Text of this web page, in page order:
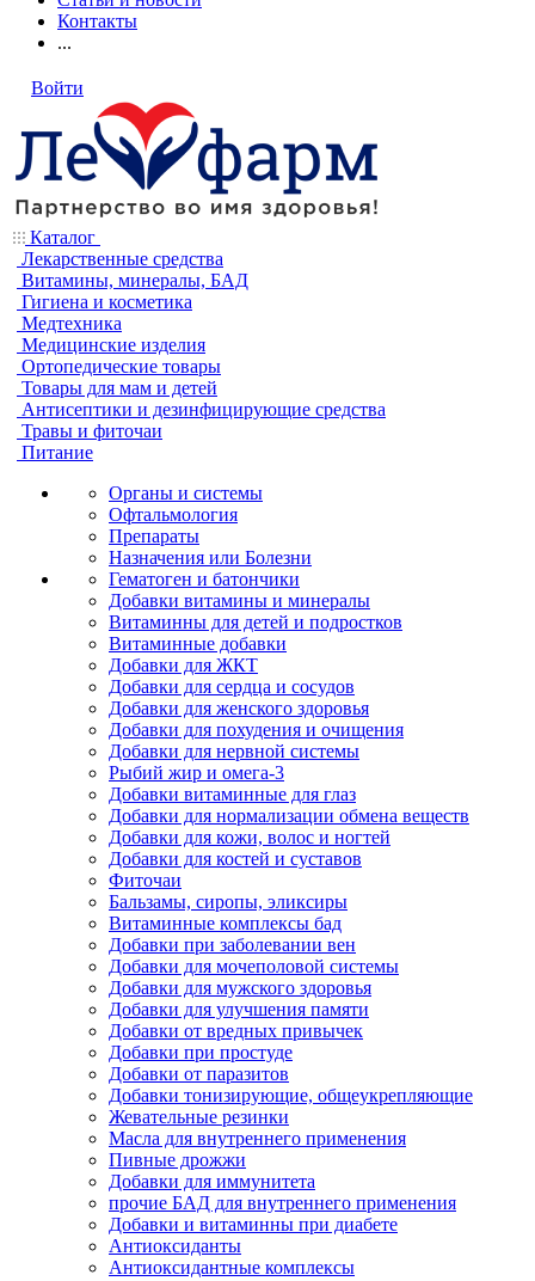
Контакты
...
Войти
Каталог
Лекарственные средства
Витамины, минералы, БАД
Гигиена и косметика
Медтехника
Медицинские изделия
Ортопедические товары
Товары для мам и детей
Антисептики и дезинфицирующие средства
Травы и фиточаи
Питание
Органы и системы
Офтальмология
Препараты
Назначения или Болезни
Гематоген и батончики
Добавки витамины и минералы
Витаминны для детей и подростков
Витаминные добавки
Добавки для ЖКТ
Добавки для сердца и сосудов
Добавки для женского здоровья
Добавки для похудения и очищения
Добавки для нервной системы
Рыбий жир и омега-3
Добавки витаминные для глаз
Добавки для нормализации обмена веществ
Добавки для кожи, волос и ногтей
Добавки для костей и суставов
Фиточаи
Бальзамы, сиропы, эликсиры
Витаминные комплексы бад
Добавки при заболевании вен
Добавки для мочеполовой системы
Добавки для мужского здоровья
Добавки для улучшения памяти
Добавки от вредных привычек
Добавки при простуде
Добавки от паразитов
Добавки тонизирующие, общеукрепляющие
Жевательные резинки
Масла для внутреннего применения
Пивные дрожжи
Добавки для иммунитета
прочие БАД для внутреннего применения
Добавки и витаминны при диабете
Антиоксиданты
Антиоксидантные комплексы